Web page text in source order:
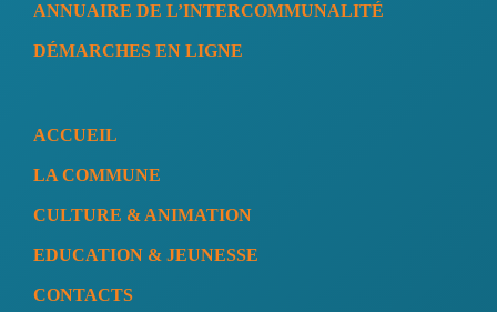
ANNUAIRE DE L’INTERCOMMUNALITÉ
DÉMARCHES EN LIGNE
ACCUEIL
LA COMMUNE
CULTURE & ANIMATION
EDUCATION & JEUNESSE
CONTACTS